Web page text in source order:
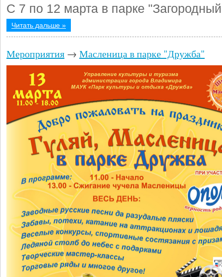
С 7 по 12 марта в парке
Читать дальше »
Мероприятия → Масленица в парке "Дружба"